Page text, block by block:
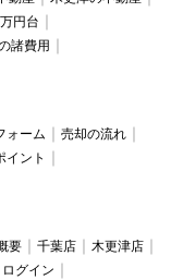
円台
諸費用
ォーム
売却の流れ
イント
要 千葉店
木更津店
ログイン